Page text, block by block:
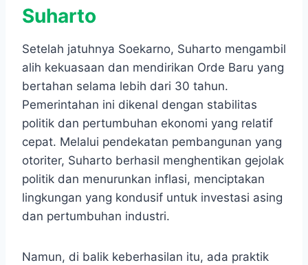
Suharto
Setelah jatuhnya Soekarno, Suharto mengambil
alih kekuasaan dan mendirikan Orde Baru yang
bertahan selama lebih dari 30 tahun.
Pemerintahan ini dikenal dengan stabilitas
politik dan pertumbuhan ekonomi yang relatif
cepat. Melalui pendekatan pembangunan yang
otoriter, Suharto berhasil menghentikan gejolak
politik dan menurunkan inflasi, menciptakan
lingkungan yang kondusif untuk investasi asing
dan pertumbuhan industri.
Namun, di balik keberhasilan itu, ada praktik